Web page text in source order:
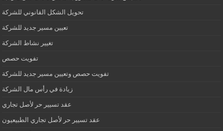
تحويل الشكل القانوني للشركة
تعيين مسير جديد للشركة
تغيير نشاط الشركة
تفويت حصص
تفويت حصص وتعيين مسير جديد للشركة
زيادة في رأس مال الشركة
عقد تسيير حر لأصل تجاري
عقد تسيير حر لأصل تجاري الطبيعيون